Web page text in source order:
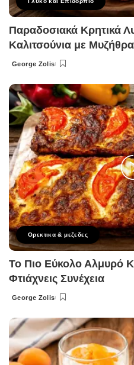
Παραδοσιακά Κρητικά
Καλιτσούνια με Μυζήθρα
Posted
George Zolis
Ορεκτικα & μεζεδες
Το Πιο Εύκολο Αλμυρό
Φτιάχνεις Συνέχεια
Posted
George Zolis